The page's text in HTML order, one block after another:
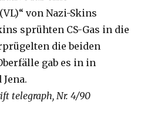
von Nazi-Skins
sprühten CS-Gas in die
die beiden
gab es in in
telegraph, Nr. 4/90